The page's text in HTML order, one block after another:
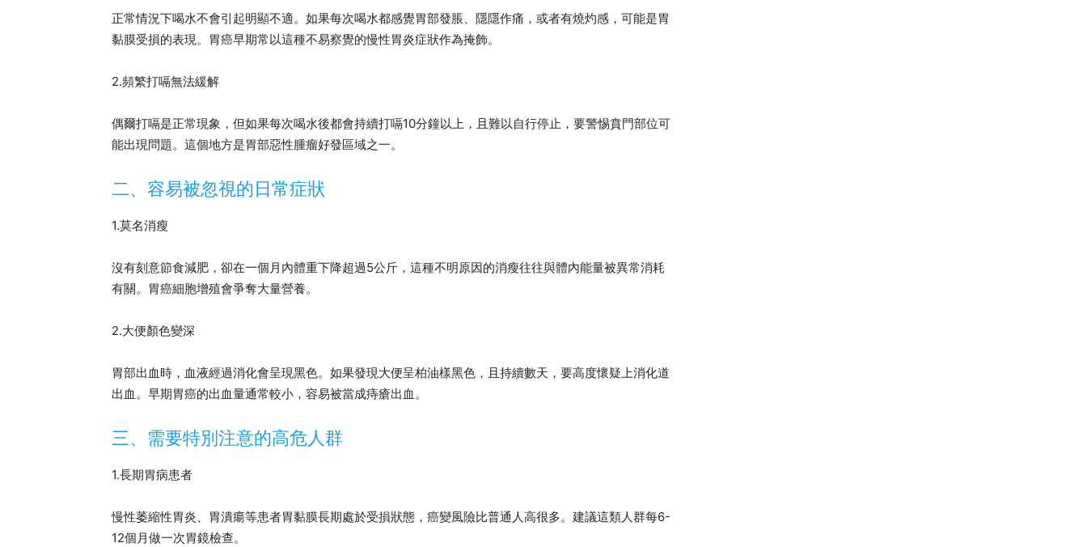
正常情況下喝水不會引起明顯不適。如果每次喝水都感覺胃部發脹、隱隱作痛，或者有燒灼感，可能是胃
黏膜受損的表現。胃癌早期常以這種不易察覺的慢性胃炎症狀作為掩飾。
2.頻繁打嗝無法緩解
偶爾打嗝是正常現象，但如果每次喝水後都會持續打嗝10分鐘以上，且難以自行停止，要警惕賁門部位可
能出現問題。這個地方是胃部惡性腫瘤好發區域之一。
二、容易被忽視的日常症狀
1.莫名消瘦
沒有刻意節食減肥，卻在一個月內體重下降超過5公斤，這種不明原因的消瘦往往與體內能量被異常消耗
有關。胃癌細胞增殖會爭奪大量營養。
2.大便顏色變深
胃部出血時，血液經過消化會呈現黑色。如果發現大便呈柏油樣黑色，且持續數天，要高度懷疑上消化道
出血。早期胃癌的出血量通常較小，容易被當成痔瘡出血。
三、需要特別注意的高危人群
1.長期胃病患者
慢性萎縮性胃炎、胃潰瘍等患者胃黏膜長期處於受損狀態，癌變風險比普通人高很多。建議這類人群每6-
12個月做一次胃鏡檢查。